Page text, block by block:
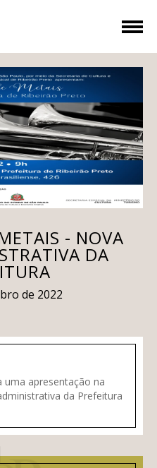
- NOVA
DA
de 2022
uma apresentação na
da Prefeitura